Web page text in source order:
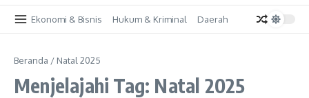
Ekonomi & Bisnis Hukum & Kriminal Daerah
Beranda / Natal 2025
Menjelajahi Tag: Natal 2025